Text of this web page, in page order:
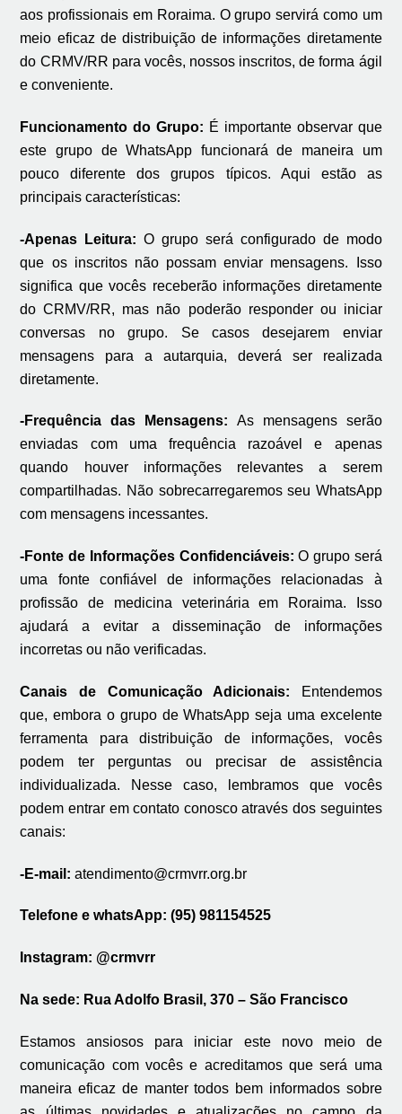
aos profissionais em Roraima. O grupo servirá como um
meio eficaz de distribuição de informações diretamente
do CRMV/RR para vocês, nossos inscritos, de forma ágil
e conveniente.
Funcionamento do Grupo: É importante observar que
este grupo de WhatsApp funcionará de maneira um
pouco diferente dos grupos típicos. Aqui estão as
principais características:
-Apenas Leitura: O grupo será configurado de modo
que os inscritos não possam enviar mensagens. Isso
significa que vocês receberão informações diretamente
do CRMV/RR, mas não poderão responder ou iniciar
conversas no grupo. Se casos desejarem enviar
mensagens para a autarquia, deverá ser realizada
diretamente.
-Frequência das Mensagens: As mensagens serão
enviadas com uma frequência razoável e apenas
quando houver informações relevantes a serem
compartilhadas. Não sobrecarregaremos seu WhatsApp
com mensagens incessantes.
-Fonte de Informações Confidenciáveis: O grupo será
uma fonte confiável de informações relacionadas à
profissão de medicina veterinária em Roraima. Isso
ajudará a evitar a disseminação de informações
incorretas ou não verificadas.
Canais de Comunicação Adicionais: Entendemos
que, embora o grupo de WhatsApp seja uma excelente
ferramenta para distribuição de informações, vocês
podem ter perguntas ou precisar de assistência
individualizada. Nesse caso, lembramos que vocês
podem entrar em contato conosco através dos seguintes
canais:
-E-mail: atendimento@crmvrr.org.br
Telefone e whatsApp: (95) 981154525
Instagram: @crmvrr
Na sede: Rua Adolfo Brasil, 370 – São Francisco
Estamos ansiosos para iniciar este novo meio de
comunicação com vocês e acreditamos que será uma
maneira eficaz de manter todos bem informados sobre